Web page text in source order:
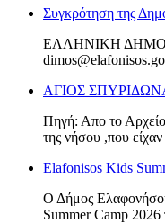
Συγκρότηση της
ΕΛΛΗΝΙΚΗ
ΑΓΙΟΣ
Πηγή: Απο το
της νήσου ,που
Elafonisos Kids
Ο Δήμος Ελαφονήσου
Summer Camp 2026